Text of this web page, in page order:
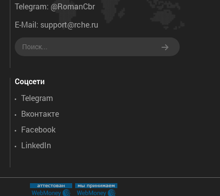
Telegram: @RomanCbr
E-Mail: support@rche.ru
Соцсети
Telegram
Вконтакте
Facebook
LinkedIn